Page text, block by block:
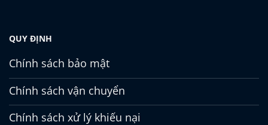
QUY ĐỊNH
Chính sách bảo mật
Chính sách vận chuyển
Chính sách xử lý khiếu nại